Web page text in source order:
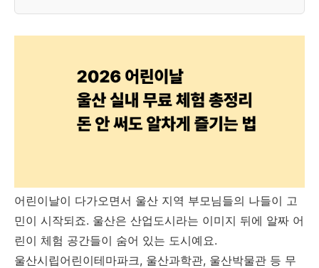
어린이날이 다가오면서 울산 지역 부모님들의 나들이 고
민이 시작되죠. 울산은 산업도시라는 이미지 뒤에 알짜 어
린이 체험 공간들이 숨어 있는 도시예요.
울산시립어린이테마파크, 울산과학관, 울산박물관 등 무